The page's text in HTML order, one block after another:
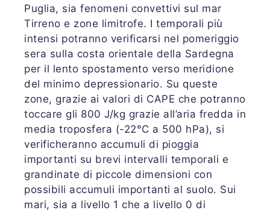
Puglia, sia fenomeni convettivi sul mar
Tirreno e zone limitrofe. I temporali più
intensi potranno verificarsi nel pomeriggio
sera sulla costa orientale della Sardegna
per il lento spostamento verso meridione
del minimo depressionario. Su queste
zone, grazie ai valori di CAPE che potranno
toccare gli 800 J/kg grazie all’aria fredda in
media troposfera (-22°C a 500 hPa), si
verificheranno accumuli di pioggia
importanti su brevi intervalli temporali e
grandinate di piccole dimensioni con
possibili accumuli importanti al suolo. Sui
mari, sia a livello 1 che a livello 0 di